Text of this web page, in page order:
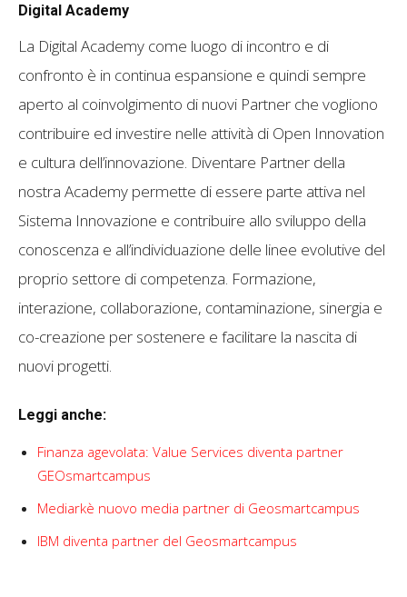
Digital Academy
La Digital Academy come luogo di incontro e di
confronto è in continua espansione e quindi sempre
aperto al coinvolgimento di nuovi Partner che vogliono
contribuire ed investire nelle attività di Open Innovation
e cultura dell’innovazione. Diventare Partner della
nostra Academy permette di essere parte attiva nel
Sistema Innovazione e contribuire allo sviluppo della
conoscenza e all’individuazione delle linee evolutive del
proprio settore di competenza. Formazione,
interazione, collaborazione, contaminazione, sinergia e
co-creazione per sostenere e facilitare la nascita di
nuovi progetti.
Leggi anche:
Finanza agevolata: Value Services diventa partner
GEOsmartcampus
Mediarkè nuovo media partner di Geosmartcampus
IBM diventa partner del Geosmartcampus